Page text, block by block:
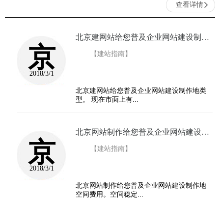
查看详情
京
2018/3/1
北京建网站给您普及企业网站建设制作地类型...
【建站指南】
北京建网站给您普及企业网站建设制作地类
型。 现在市面上有...
京
2018/3/1
北京网站制作给您普及企业网站建设制作地空间费...
【建站指南】
北京网站制作给您普及企业网站建设制作地
空间费用。空间稳定...